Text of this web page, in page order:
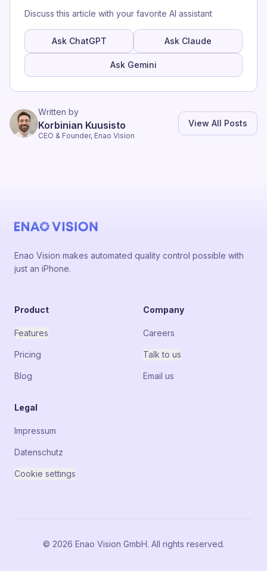
Discuss this article with your favorite AI assistant
Ask ChatGPT Ask Claude
Ask Gemini
Written by
Korbinian Kuusisto
CEO & Founder, Enao Vision
View All Posts
Enao Vision makes automated quality control possible with
just an iPhone.
Product
Features
Pricing
Blog
Company
Careers
Talk to us
Email us
Legal
Impressum
Datenschutz
Cookie settings
© 2026 Enao Vision GmbH. All rights reserved.